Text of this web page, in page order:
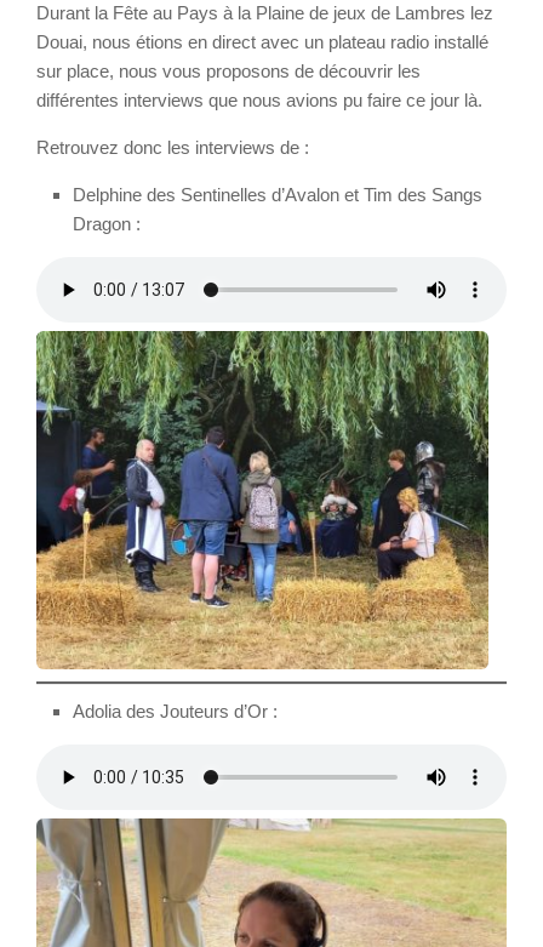
Durant la Fête au Pays à la Plaine de jeux de Lambres lez
Douai, nous étions en direct avec un plateau radio installé
sur place, nous vous proposons de découvrir les
différentes interviews que nous avions pu faire ce jour là.
Retrouvez donc les interviews de :
Delphine des Sentinelles d’Avalon et Tim des Sangs
Dragon :
Adolia des Jouteurs d’Or :